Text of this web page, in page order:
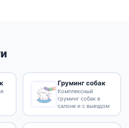
Груминг собак
Комплексный
груминг собак в
салоне и с выездом